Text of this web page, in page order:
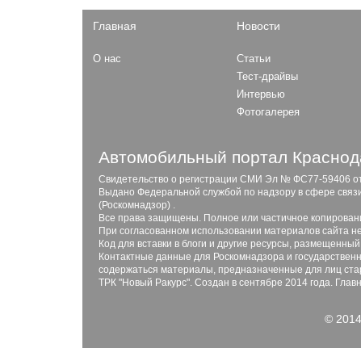
Главная
О нас
Новости
Статьи
Тест-драйвы
Интервью
Фотогалерея
Автомобильный портал
Свидетельство о регистрации СМИ Эл № ФС77-59406
Выдано Федеральной службой по надзору в сфере
(Роскомнадзор) .
Все права защищены. Полное или частичное
При согласованном использовании материалов сайта
Код для вставки в блоги и другие ресурсы,
Контактные данные для Роскомнадзора и
содержаться материалы, предназначенные для лиц
ТРК "Новый Ракурс". Создан в сентябре 2014 года.
©